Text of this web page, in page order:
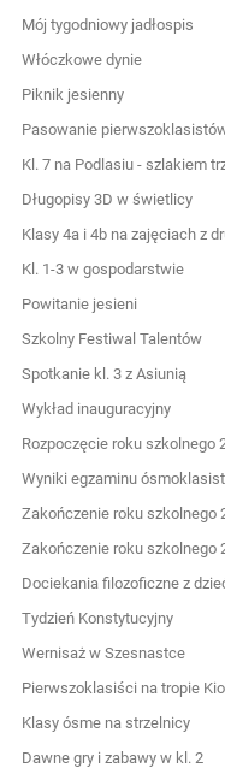
Mój tygodniowy jadłospis
Włóczkowe dynie
Piknik jesienny
Pasowanie
Kl. 7 na Podlasiu - szlakiem
Długopisy 3D w świetlicy
Klasy 4a i 4b na zajęciach z
Kl. 1-3 w gospodarstwie
Powitanie jesieni
Szkolny Festiwal Talentów
Spotkanie kl. 3 z Asiunią
Wykład inauguracyjny
Rozpoczęcie roku szkolnego
Wyniki egzaminu
Zakończenie roku szkolnego
Zakończenie roku szkolnego
Dociekania filozoficzne z
Tydzień Konstytucyjny
Wernisaż w Szesnastce
Pierwszoklasiści na tropie
Klasy ósme na strzelnicy
Dawne gry i zabawy w kl. 2